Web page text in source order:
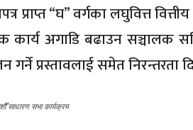
“घ” वर्गका लघुवित्त
अगाडि बढाउन सञ्चालक
गर्ने प्रस्तावलाई समेत निरन्तरता
साधारण सभा कार्यक्रम